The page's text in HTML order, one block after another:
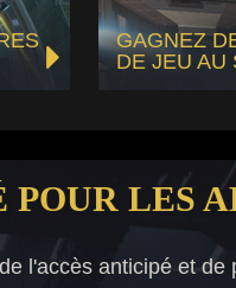
GAGNEZ
DE JEU AU
LES
l'accès anticipé et